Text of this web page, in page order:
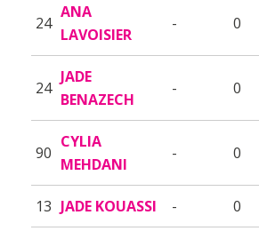
24
ANA
LAVOISIER
- 0
24
JADE
BENAZECH
- 0
90
CYLIA
MEHDANI
- 0
13 JADE KOUASSI - 0